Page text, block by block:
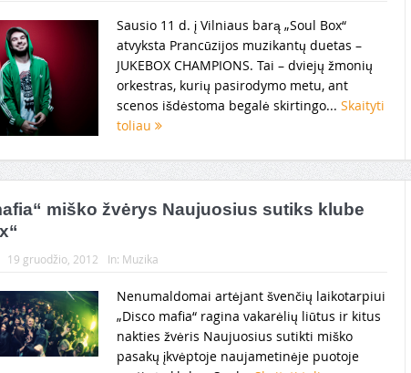
Sausio 11 d. į Vilniaus barą „Soul Box“
atvyksta Prancūzijos muzikantų duetas –
JUKEBOX CHAMPIONS. Tai – dviejų žmonių
orkestras, kurių pasirodymo metu, ant
scenos išdėstoma begalė skirtingo... Skaityti
toliau
miško žvėrys Naujuosius sutiks klube
19 gruodžio, 2012 In: Muzika
Nenumaldomai artėjant švenčių laikotarpiui
„Disco mafia“ ragina vakarėlių liūtus ir kitus
nakties žvėris Naujuosius sutikti miško
pasakų įkvėptoje naujametinėje puotoje